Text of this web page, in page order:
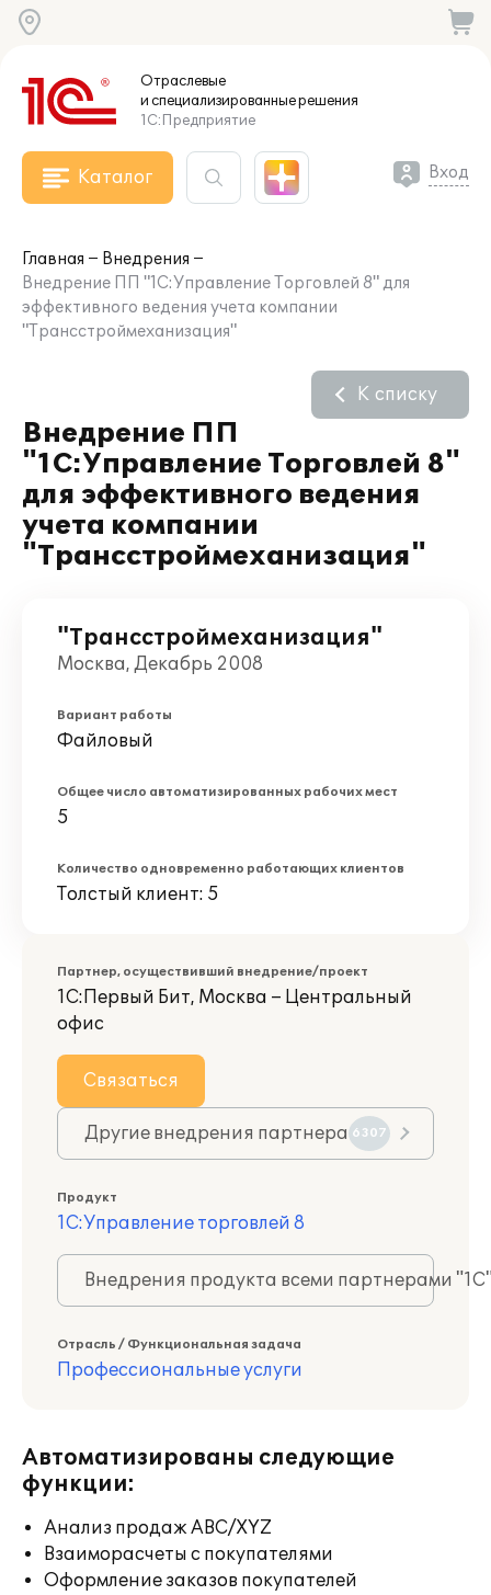
Отраслевые
и специализированныерешения
1С:Предприятие
Каталог Вход
Главная
Внедрения
Внедрение ПП "1С:Управление Торговлей 8" для
эффективного ведения учета компании
"Трансстроймеханизация"
Внедрение ПП
"1С:Управление Торговлей 8"
для эффективного ведения
учета компании
"Трансстроймеханизация"
К списку
"Трансстроймеханизация"
Москва, Декабрь 2008
Вариант работы
Файловый
Общее число автоматизированных рабочих мест
5
Количество одновременно работающих клиентов
Толстый клиент: 5
Партнер, осуществивший внедрение/проект
1С:Первый Бит, Москва – Центральный
офис
Связаться
Другие внедрения партнера 6307
Продукт
1С:Управление торговлей 8
Внедрения продукта всеми партнерами
Отрасль / Функциональная задача
Профессиональные услуги
Автоматизированы следующие
функции:
Анализ продаж ABC/XYZ
Взаиморасчеты с покупателями
Оформление заказов покупателей